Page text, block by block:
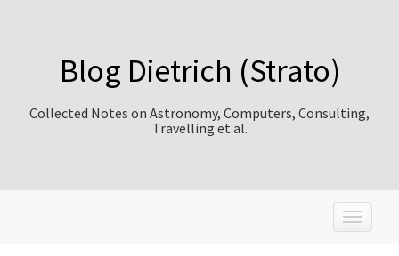
Blog Dietrich (Strato)
Collected Notes on Astronomy, Computers, Consulting,
Travelling et.al.
T
o